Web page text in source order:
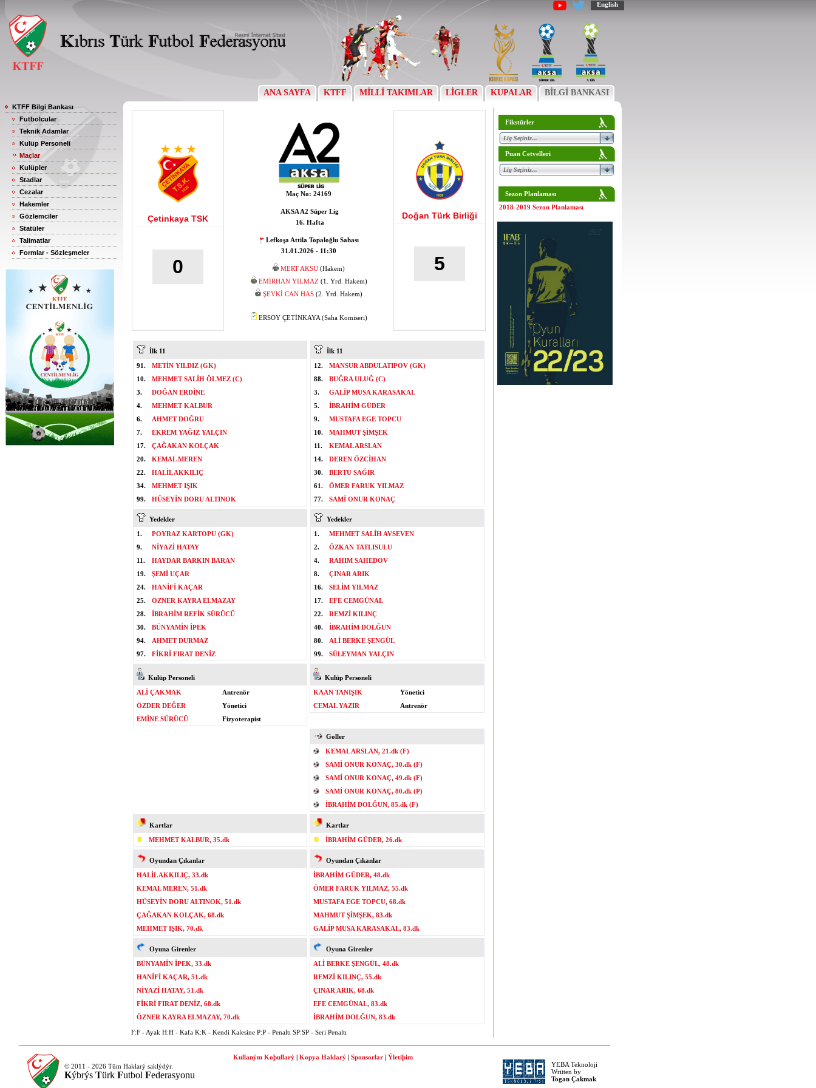
English
ANA SAYFA KTFF MİLLİ TAKIMLAR LİGLER KUPALAR BİLGİ BANKASI
KTFF Bilgi Bankası
Futbolcular
Teknik Adamlar
Kulüp Personeli
Maçlar
Kulüpler
Stadlar
Cezalar
Hakemler
Gözlemciler
Statüler
Talimatlar
Formlar - Sözleşmeler
Çetinkaya TSK
0
Maç No: 24169
AKSA A2 Süper Lig
16. Hafta
Lefkoşa Attila Topaloğlu Sahası
31.01.2026 - 11:30
MERT AKSU (Hakem)
EMİRHAN YILMAZ (1. Yrd. Hakem)
ŞEVKİ CAN HAS (2. Yrd. Hakem)
ERSOY ÇETİNKAYA (Saha Komiseri)
Doğan Türk Birliği
5
İlk 11
91.
METİN YILDIZ (GK)
10.
MEHMET SALİH ÖLMEZ (C)
3.
DOĞAN ERDİNE
4.
MEHMET KALBUR
6.
AHMET DOĞRU
7.
EKREM YAĞIZ YALÇIN
17.
ÇAĞAKAN KOLÇAK
20.
KEMAL MEREN
22.
HALİL AKKILIÇ
34.
MEHMET IŞIK
99.
HÜSEYİN DORU ALTINOK
İlk 11
12.
MANSUR ABDULATIPOV (GK)
88.
BUĞRA ULUĞ (C)
3.
GALİP MUSA KARASAKAL
5.
İBRAHİM GÜDER
9.
MUSTAFA EGE TOPCU
10.
MAHMUT ŞİMŞEK
11.
KEMAL ARSLAN
14.
DEREN ÖZCİHAN
30.
BERTU SAĞIR
61.
ÖMER FARUK YILMAZ
77.
SAMİ ONUR KONAÇ
Yedekler
1.
POYRAZ KARTOPU (GK)
9.
NİYAZİ HATAY
11.
HAYDAR BARKIN BARAN
19.
ŞEMİ UÇAR
24.
HANİFİ KAÇAR
25.
ÖZNER KAYRA ELMAZAY
28.
İBRAHİM REFİK SÜRÜCÜ
30.
BÜNYAMİN İPEK
94.
AHMET DURMAZ
97.
FİKRİ FIRAT DENİZ
Yedekler
1.
MEHMET SALİH AVSEVEN
2.
ÖZKAN TATLISULU
4.
RAHIM SAHEDOV
8.
ÇINAR ARIK
16.
SELİM YILMAZ
17.
EFE CEMGÜNAL
22.
REMZİ KILINÇ
40.
İBRAHİM DOLĞUN
80.
ALİ BERKE ŞENGÜL
99.
SÜLEYMAN YALÇIN
Kulüp Personeli
ALİ ÇAKMAK
Antrenör
ÖZDER DEĞER
Yönetici
EMİNE SÜRÜCÜ
Fizyoterapist
Kulüp Personeli
KAAN TANIŞIK
Yönetici
CEMAL YAZIR
Antrenör
Goller
KEMAL ARSLAN, 21.dk (F)
SAMİ ONUR KONAÇ, 30.dk (F)
SAMİ ONUR KONAÇ, 49.dk (F)
SAMİ ONUR KONAÇ, 80.dk (P)
İBRAHİM DOLĞUN, 85.dk (F)
Kartlar
MEHMET KALBUR, 35.dk
Kartlar
İBRAHİM GÜDER, 26.dk
Oyundan Çıkanlar
HALİL AKKILIÇ, 33.dk
KEMAL MEREN, 51.dk
HÜSEYİN DORU ALTINOK, 51.dk
ÇAĞAKAN KOLÇAK, 68.dk
MEHMET IŞIK, 70.dk
Oyundan Çıkanlar
İBRAHİM GÜDER, 48.dk
ÖMER FARUK YILMAZ, 55.dk
MUSTAFA EGE TOPCU, 68.dk
MAHMUT ŞİMŞEK, 83.dk
GALİP MUSA KARASAKAL, 83.dk
Oyuna Girenler
BÜNYAMİN İPEK, 33.dk
HANİFİ KAÇAR, 51.dk
NİYAZİ HATAY, 51.dk
FİKRİ FIRAT DENİZ, 68.dk
ÖZNER KAYRA ELMAZAY, 70.dk
Oyuna Girenler
ALİ BERKE ŞENGÜL, 48.dk
REMZİ KILINÇ, 55.dk
ÇINAR ARIK, 68.dk
EFE CEMGÜNAL, 83.dk
İBRAHİM DOLĞUN, 83.dk
F:F - Ayak H:H - Kafa K:K - Kendi Kalesine P:P - Penaltı SP:SP - Seri Penaltı
Fikstürler
Puan Cetvelleri
Sezon Planlaması
2018-2019 Sezon Planlaması
© 2011 - 2026 Tüm Haklarý saklýdýr.
Kýbrýs Türk Futbol Federasyonu
Kullaným Koþullarý | Kopya Haklarý | Sponsorlar | Ýletiþim
YEBA Teknoloji
Written by
Togan Çakmak